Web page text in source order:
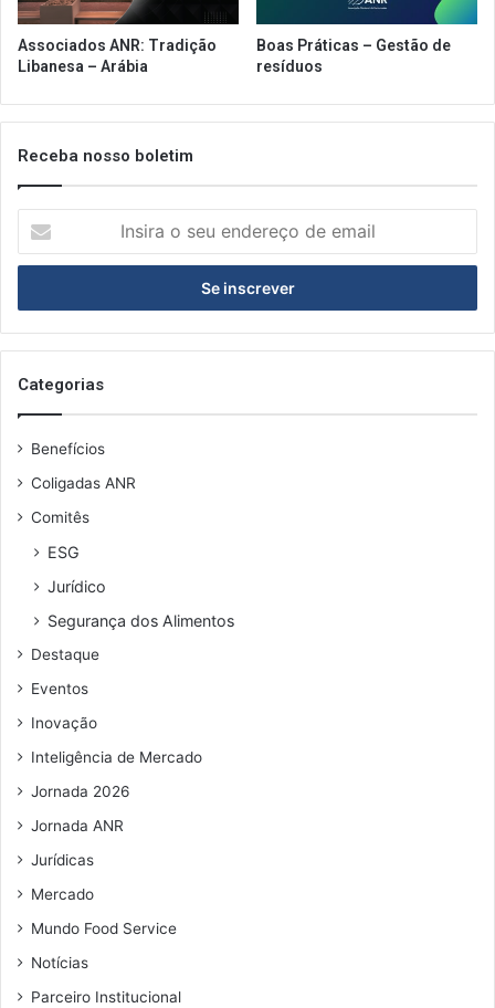
Associados ANR: Tradição
Libanesa – Arábia
Boas Práticas – Gestão de
resíduos
Receba nosso boletim
seu
de
email
Categorias
Benefícios
Coligadas ANR
Comitês
ESG
Jurídico
Segurança dos Alimentos
Destaque
Eventos
Inovação
Inteligência de Mercado
Jornada 2026
Jornada ANR
Jurídicas
Mercado
Mundo Food Service
Notícias
Parceiro Institucional